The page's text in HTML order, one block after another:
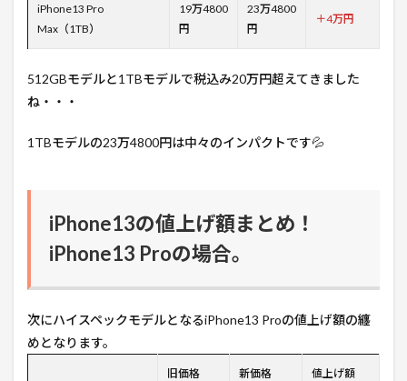
iPhone13 Pro
Max（1TB）
19万4800
円
23万4800
円
＋4万円
512GBモデルと1TBモデルで税込み20万円超えてきました
ね・・・
1TBモデルの23万4800円は中々のインパクトです💦
iPhone13の値上げ額まとめ！
iPhone13 Proの場合。
次にハイスペックモデルとなるiPhone13 Proの値上げ額の纏
めとなります。
旧価格 新価格 値上げ額